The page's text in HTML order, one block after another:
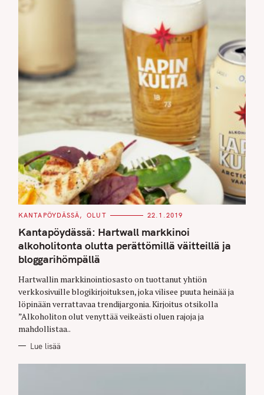
C
T
E
G
O
R
I
S
KANTAPÖYDÄSSÄ OLUT 22.1.2019
Kantapöydässä: Hartwall markkinoi
alkoholitonta olutta perättömillä väitteillä ja
bloggarihömpällä
Hartwallin markkinointiosasto on tuottanut yhtiön
verkkosivuille blogikirjoituksen, joka vilisee puuta heinää ja
löpinään verrattavaa trendijargonia. Kirjoitus otsikolla
”Alkoholiton olut venyttää veikeästi oluen rajoja ja
mahdollistaa..
Lue lisää